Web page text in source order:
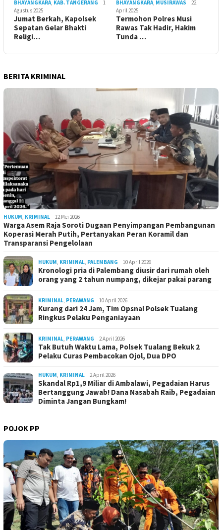
BHAYANGKARA KAB. TANGERANG
1
Agustus 2025
Jumat Berkah, Kapolsek
Sepatan Gelar Bhakti
Religi…
BHAYANGKARA MUSIRAWAS
22
April 2025
Termohon Polres Musi
Rawas Tak Hadir, Hakim
Tunda …
BERITA KRIMINAL
HUKUM KRIMINAL 12 Mei 2026
Warga Asem Raja Soroti Dugaan Penyimpangan Pembangunan
Koperasi Merah Putih, Pertanyakan Peran Koramil dan
Transparansi Pengelolaan
HUKUM KRIMINAL PALEMBANG 10 April 2026
Kronologi pria di Palembang diusir dari rumah oleh
orang yang 2 tahun numpang, dikejar pakai parang
KRIMINAL PERAWANG 10 April 2026
Kurang dari 24 Jam, Tim Opsnal Polsek Tualang
Ringkus Pelaku Penganiayaan
KRIMINAL PERAWANG 2 April 2026
Tak Butuh Waktu Lama, Polsek Tualang Bekuk 2
Pelaku Curas Pembacokan Ojol, Dua DPO
HUKUM KRIMINAL 2 April 2026
Skandal Rp1,9 Miliar di Ambalawi, Pegadaian Harus
Bertanggung Jawab! Dana Nasabah Raib, Pegadaian
Diminta Jangan Bungkam!
POJOK PP